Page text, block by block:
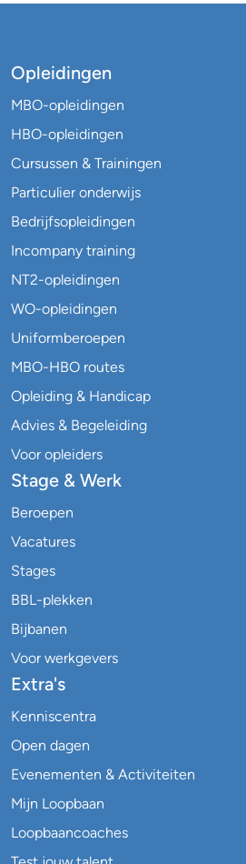
Opleidingen
MBO-opleidingen
HBO-opleidingen
Cursussen & Trainingen
Particulier onderwijs
Bedrijfsopleidingen
Incompany training
NT2-opleidingen
WO-opleidingen
Uniformberoepen
MBO-HBO routes
Opleiding & Handicap
Advies & Begeleiding
Voor opleiders
Stage & Werk
Beroepen
Vacatures
Stages
BBL-plekken
Bijbanen
Voor werkgevers
Extra's
Kenniscentra
Open dagen
Evenementen & Activiteiten
Mijn Loopbaan
Loopbaancoaches